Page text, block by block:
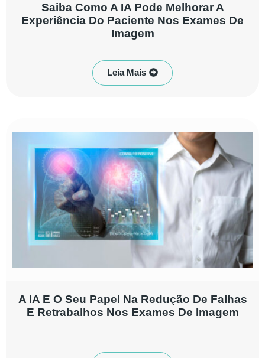
Saiba Como A IA Pode Melhorar A
Experiência Do Paciente Nos Exames De
Imagem
Leia Mais
A IA E O Seu Papel Na Redução De Falhas
E Retrabalhos Nos Exames De Imagem